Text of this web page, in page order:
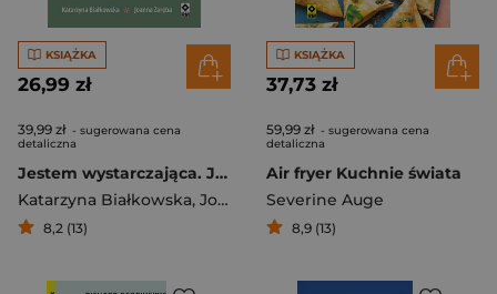
KSIĄŻKA
26,99 zł
39,99 zł - sugerowana cena
detaliczna
Jestem wystarczająca. Jak pokochać siebie
Katarzyna Białkowska, Joanna Zaręba
8,2 (13)
KSIĄŻKA
37,73 zł
59,99 zł - sugerowana cena
detaliczna
Air fryer Kuchnie świata
Severine Auge
8,9 (13)